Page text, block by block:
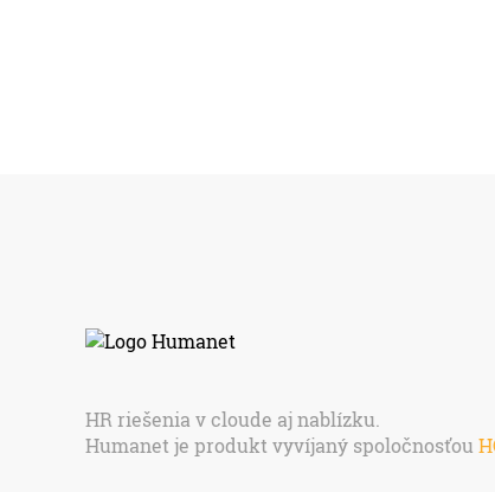
HR riešenia v cloude aj nablízku.
Humanet je produkt vyvíjaný spoločnosťou